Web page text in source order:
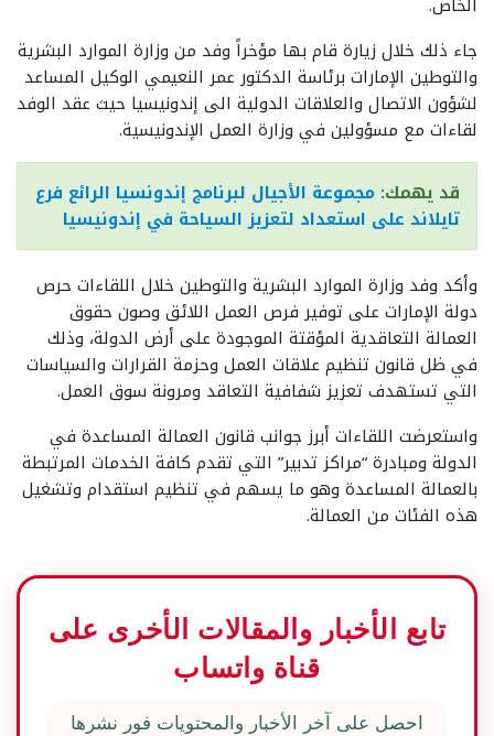
جاء ذلك خلال زيارة قام بها مؤخراً وفد من وزارة الموارد البشرية
والتوطين الإمارات برئاسة الدكتور عمر النعيمي الوكيل المساعد
لشؤون الاتصال والعلاقات الدولية الى إندونيسيا حيث عقد الوفد
لقاءات مع مسؤولين في وزارة العمل الإندونيسية.
قد يهمك: مجموعة الأجيال لبرنامج إندونسيا الرائع فرع
تايلاند على استعداد لتعزيز السياحة في إندونيسيا
وأكد وفد وزارة الموارد البشرية والتوطين خلال اللقاءات حرص
دولة الإمارات على توفير فرص العمل اللائق وصون حقوق
العمالة التعاقدية المؤقتة الموجودة على أرض الدولة، وذلك
في ظل قانون تنظيم علاقات العمل وحزمة القرارات والسياسات
التي تستهدف تعزيز شفافية التعاقد ومرونة سوق العمل.
واستعرضت اللقاءات أبرز جوانب قانون العمالة المساعدة في
الدولة ومبادرة “مراكز تدبير” التي تقدم كافة الخدمات المرتبطة
بالعمالة المساعدة وهو ما يسهم في تنظيم استقدام وتشغيل
هذه الفئات من العمالة.
تابع الأخبار والمقالات الأخرى على
قناة واتساب
احصل على آخر الأخبار والمحتويات فور نشرها